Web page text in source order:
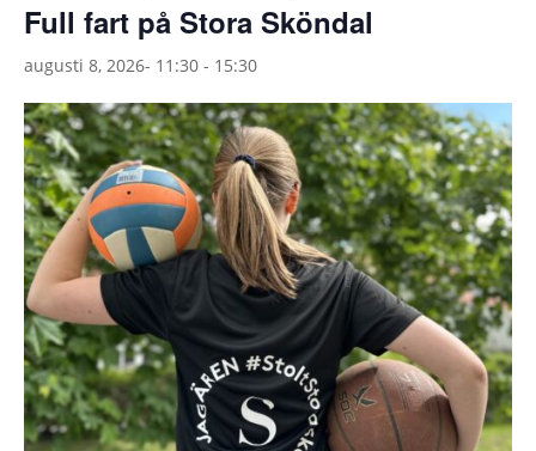
Full fart på Stora Sköndal
augusti 8, 2026- 11:30 - 15:30